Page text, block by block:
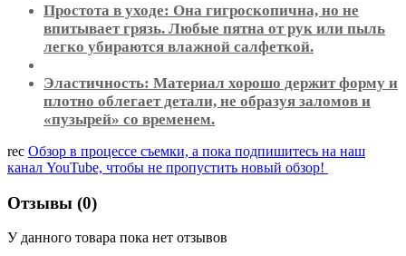
Простота в уходе: Она гигроскопична, но не
впитывает грязь. Любые пятна от рук или пыль
легко убираются влажной салфеткой.
Эластичность: Материал хорошо держит форму и
плотно облегает детали, не образуя заломов и
«пузырей» со временем.
rec Обзор в процессе съемки, а пока подпишитесь на наш
канал YouTube, чтобы не пропустить новый обзор!
Отзывы (0)
У данного товара пока нет отзывов